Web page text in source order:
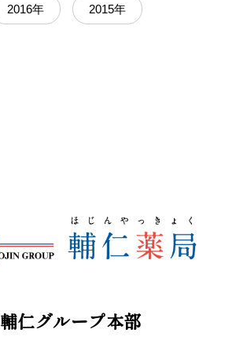
2016年 2015年
輔仁グループ本部